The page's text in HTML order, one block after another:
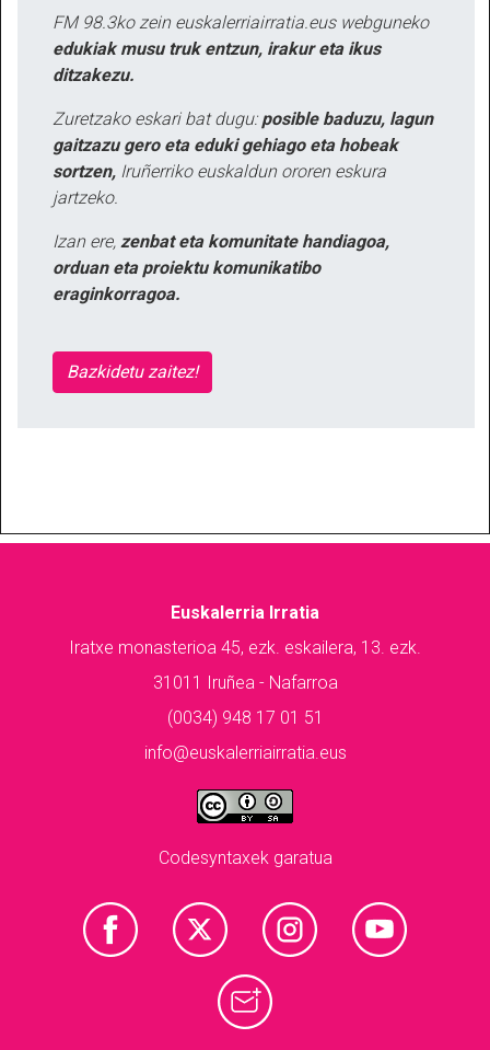
FM 98.3ko zein euskalerriairratia.eus webguneko
edukiak musu truk entzun, irakur eta ikus
ditzakezu.
Zuretzako eskari bat dugu: posible baduzu, lagun
gaitzazu gero eta eduki gehiago eta hobeak
sortzen, Iruñerriko euskaldun ororen eskura
jartzeko.
Izan ere, zenbat eta komunitate handiagoa,
orduan eta proiektu komunikatibo
eraginkorragoa.
Bazkidetu zaitez!
Euskalerria Irratia
Iratxe monasterioa 45, ezk. eskailera, 13. ezk.
31011 Iruñea - Nafarroa
(0034) 948 17 01 51
info@euskalerriairratia.eus
Codesyntaxek garatua